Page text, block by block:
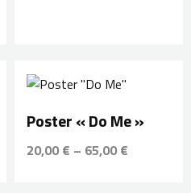
Poster « Do Me »
20,00 € – 65,00 €
de
20,00 €
à
65,00 €